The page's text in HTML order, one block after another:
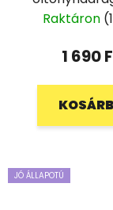
Raktáron
1 690
JÓ ÁLLAPOTÚ